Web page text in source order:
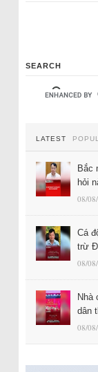
SEARCH
LATEST
Bắc
hỏi
08/
Cá
trừ
08/
Nhà
dân
08/